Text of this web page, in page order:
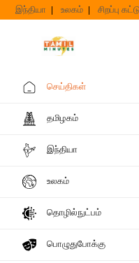
Skip
to
இந்தியா உலகம் சிறப்பு
செய்திகள்
தமிழகம்
இந்தியா
உலகம்
தொழில்நுட்பம்
பொழுதுபோக்கு